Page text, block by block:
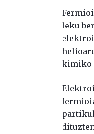
leku
kimiko